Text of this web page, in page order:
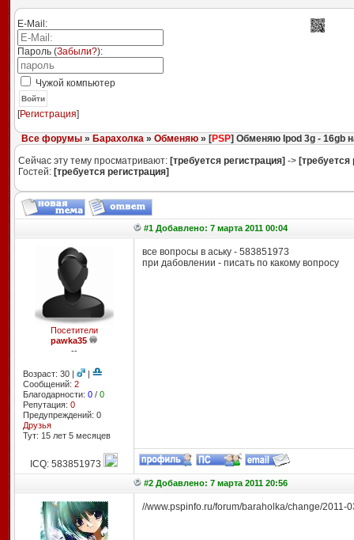
E-Mail:
Пароль (Забыли?):
Чужой компьютер
Войти
[Регистрация]
Все форумы» Барахолка» Обменяю» [PSP] Обменяю Ipod 3g - 16gb
Сейчас эту тему просматривают: [требуется регистрация] -> [требуется
Гостей: [требуется регистрация]
#1 Добавлено: 7 марта 2011 00:04
Посетители
pawka35
--
Возраст: 30 |
|
Сообщений: 2
Благодарности: 0/ 0
Репутация: 0
Предупреждений: 0
Друзья
Тут: 15 лет 5 месяцев
все вопросы в аську - 583851973
при дабовлении - писать по какому вопросу
ICQ: 583851973
#2 Добавлено: 7 марта 2011 20:56
//www.pspinfo.ru/forum/baraholka/change/2011-